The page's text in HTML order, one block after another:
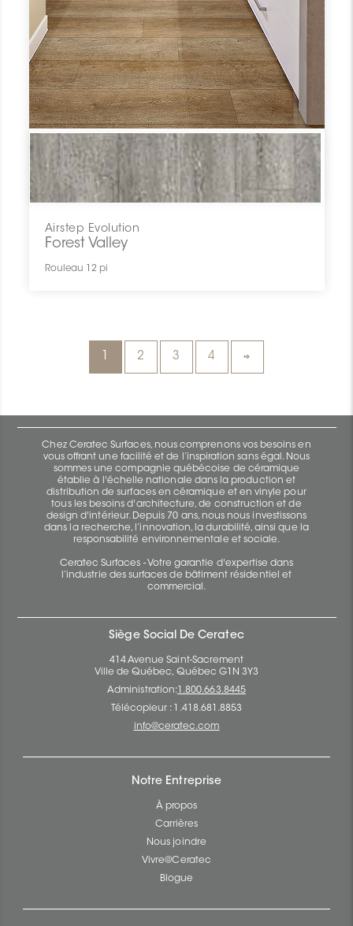
Airstep Evolution
Forest Valley
Rouleau 12 pi
1 2 3 4
Chez Ceratec Surfaces, nous comprenons vos besoins en
vous offrant une facilité et de l’inspiration sans égal. Nous
sommes une compagnie québécoise de céramique
établie à l'échelle nationale dans la production et
distribution de surfaces en céramique et en vinyle pour
tous les besoins d'architecture, de construction et de
design d'intérieur. Depuis 70 ans, nous nous investissons
dans la recherche, l’innovation, la durabilité, ainsi que la
responsabilité environnementale et sociale.
Ceratec Surfaces - Votre garantie d'expertise dans
l’industrie des surfaces de bâtiment résidentiel et
commercial.
Siège Social De Ceratec
414 Avenue Saint-Sacrement
Ville de Québec, Québec G1N 3Y3
Administration: 1.800.663.8445
Télécopieur : 1.418.681.8853
info@ceratec.com
Notre Entreprise
À propos
Carrières
Nous joindre
Vivre@Ceratec
Blogue